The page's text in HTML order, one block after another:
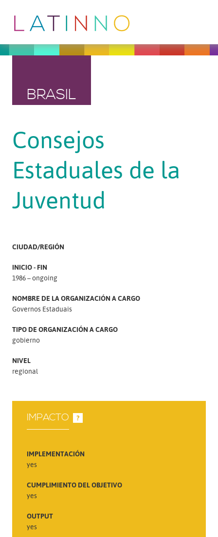
BRASIL
Consejos
Estaduales de la
Juventud
CIUDAD/REGIÓN
INICIO - FIN
1986 – ongoing
NOMBRE DE LA ORGANIZACIÓN A CARGO
Governos Estaduais
TIPO DE ORGANIZACIÓN A CARGO
gobierno
NIVEL
regional
IMPACTO ?
IMPLEMENTACIÓN
yes
CUMPLIMIENTO DEL OBJETIVO
yes
OUTPUT
yes